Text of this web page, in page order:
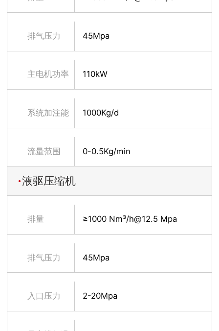
排气压力 45Mpa
主电机功率 110kW
系统加注能 1000Kg/d
流量范围 0-0.5Kg/min
液驱压缩机
排量 ≥1000 Nm³/h@12.5 Mpa
排气压力 45Mpa
入口压力 2-20Mpa